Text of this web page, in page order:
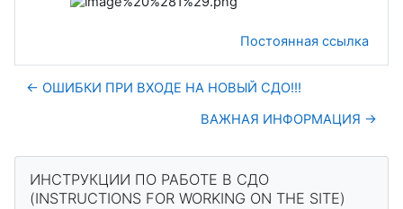
Постоянная ссылка
← ОШИБКИ ПРИ ВХОДЕ НА НОВЫЙ СДО!!!
ВАЖНАЯ ИНФОРМАЦИЯ →
ИНСТРУКЦИИ ПО РАБОТЕ В СДО
(INSTRUCTIONS FOR WORKING ON THE SITE)